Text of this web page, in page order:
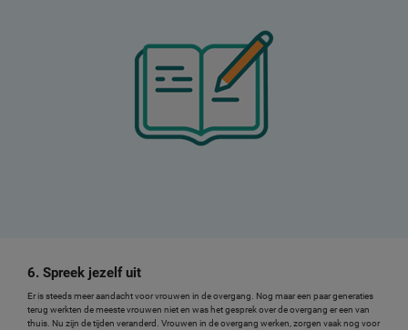
6. Spreek jezelf uit
Er is steeds meer aandacht voor vrouwen in de overgang. Nog maar een paar generaties
terug werkten de meeste vrouwen niet en was het gesprek over de overgang er een van
thuis. Nu zijn de tijden veranderd. Vrouwen in de overgang werken, zorgen vaak nog voor